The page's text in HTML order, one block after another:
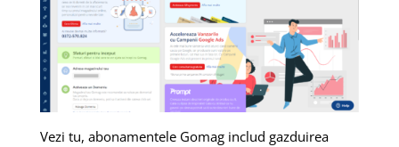
Vezi tu, abonamentele Gomag includ gazduirea